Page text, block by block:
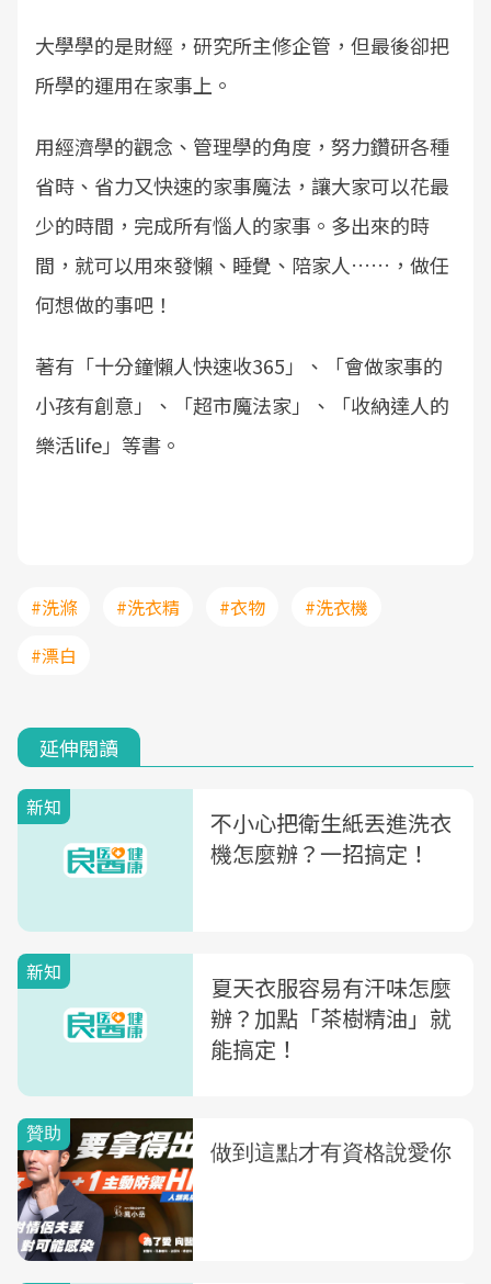
大學學的是財經，研究所主修企管，但最後卻把
所學的運用在家事上。
用經濟學的觀念、管理學的角度，努力鑽研各種
省時、省力又快速的家事魔法，讓大家可以花最
少的時間，完成所有惱人的家事。多出來的時
間，就可以用來發懶、睡覺、陪家人……，做任
何想做的事吧！
著有「十分鐘懶人快速收365」、「會做家事的
小孩有創意」、「超市魔法家」、「收納達人的
樂活life」等書。
#洗滌 #洗衣精 #衣物
#洗衣機
#漂白
延伸閱讀
新知
不小心把衛生紙丟進洗衣
機怎麼辦？一招搞定！
新知
夏天衣服容易有汗味怎麼
辦？加點「茶樹精油」就
能搞定！